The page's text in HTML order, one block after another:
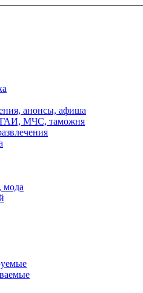
анонсы, афиша
МЧС, таможня
мода